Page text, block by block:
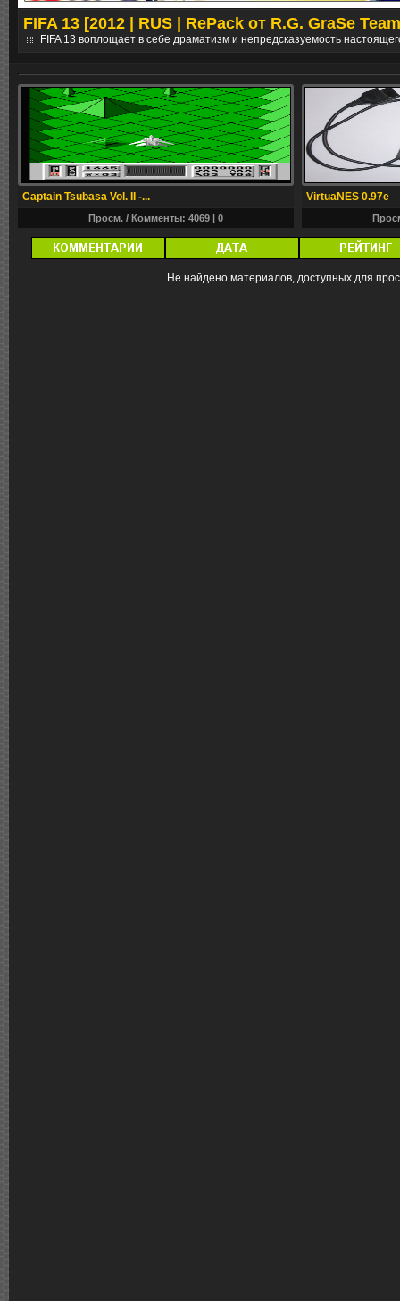
FIFA 13 [2012 | RUS | RePack от R.G. GraSe
FIFA 13 воплощает в себе драматизм и непредсказуемость
Captain Tsubasa Vol. II -...
Просм. / Комменты: 4069 | 0
VirtuaNES 0.97e
Не найдено материалов, доступных для